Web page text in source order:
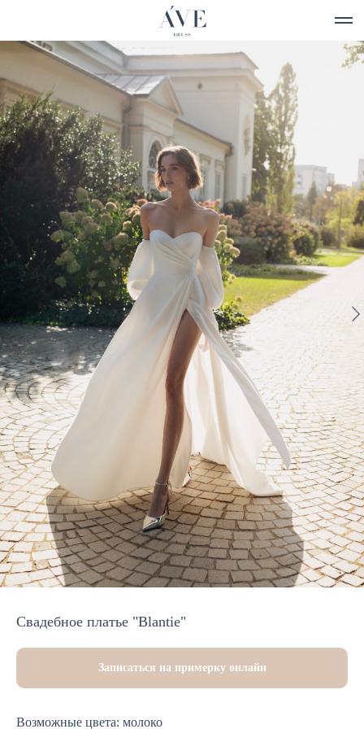
Свадебное платье "Blantie"
Записаться на примерку онлайн
Возможные цвета: молоко